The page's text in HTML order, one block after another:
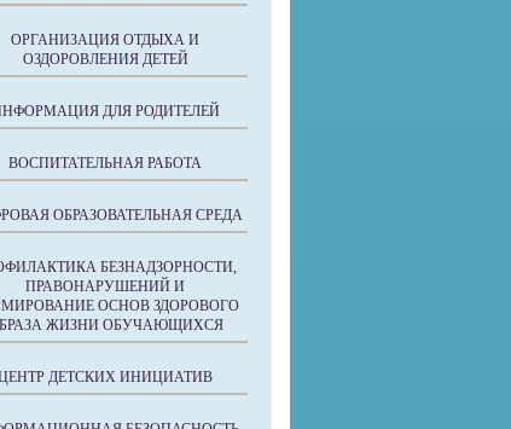
ОРГАНИЗАЦИЯ ОТДЫХА И
ОЗДОРОВЛЕНИЯ ДЕТЕЙ
ДЛЯ РОДИТЕЛЕЙ
ВОСПИТАТЕЛЬНАЯ РАБОТА
ОБРАЗОВАТЕЛЬНАЯ СРЕДА
БЕЗНАДЗОРНОСТИ,
ПРАВОНАРУШЕНИЙ И
ОСНОВ ЗДОРОВОГО
ЖИЗНИ ОБУЧАЮЩИХСЯ
ДЕТСКИХ ИНИЦИАТИВ